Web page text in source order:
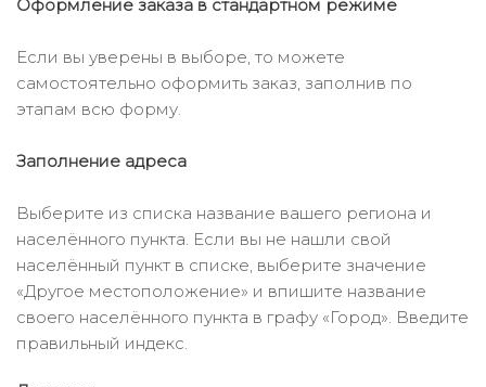
Оформление заказа в стандартном режиме
Если вы уверены в выборе, то можете
самостоятельно оформить заказ, заполнив по
этапам всю форму.
Заполнение адреса
Выберите из списка название вашего региона и
населённого пункта. Если вы не нашли свой
населённый пункт в списке, выберите значение
«Другое местоположение» и впишите название
своего населённого пункта в графу «Город». Введите
правильный индекс.